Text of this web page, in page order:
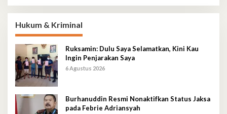
Hukum & Kriminal
Ruksamin: Dulu Saya Selamatkan, Kini Kau
Ingin Penjarakan Saya
6 Agustus 2026
Burhanuddin Resmi Nonaktifkan Status Jaksa
pada Febrie Adriansyah